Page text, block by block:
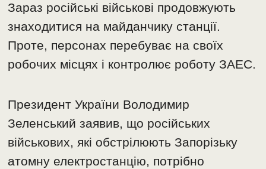
Зараз російські військові продовжують
знаходитися на майданчику станції.
Проте, персонах перебуває на своїх
робочих місцях і контролює роботу ЗАЕС.
Президент України Володимир
Зеленський заявив, що російських
військових, які обстрілюють Запорізьку
атомну електростанцію, потрібно